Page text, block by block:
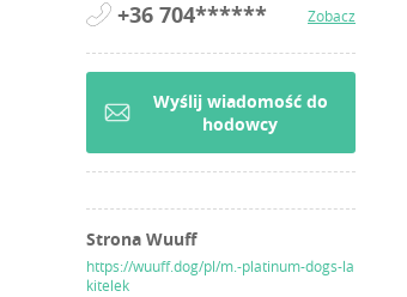
+36 704****** Zobacz
Wyślij wiadomość do
hodowcy
Strona Wuuff
https://wuuff.dog/pl/m.-platinum-dogs-la
kitelek